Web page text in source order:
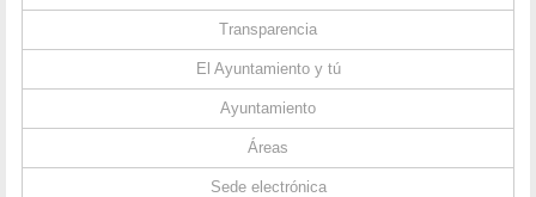
Transparencia
El Ayuntamiento y tú
Ayuntamiento
Áreas
Sede electrónica